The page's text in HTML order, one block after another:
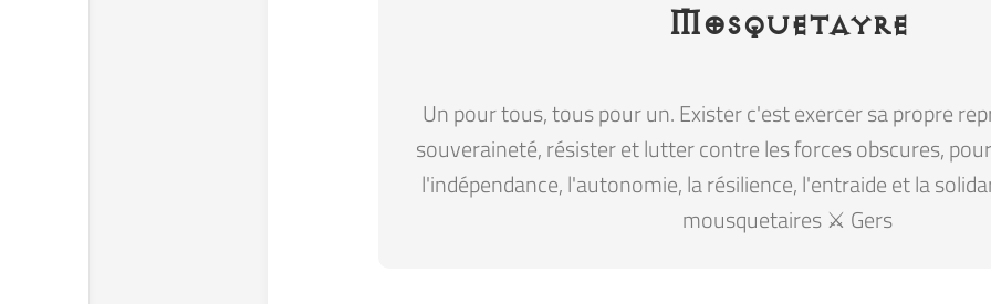
Mosquetayre
Un pour tous, tous pour un. Exister c'est exercer sa propre
souveraineté, résister et lutter contre les forces obscures,
l'indépendance, l'autonomie, la résilience, l'entraide et la
mousquetaires ⚔️ Gers